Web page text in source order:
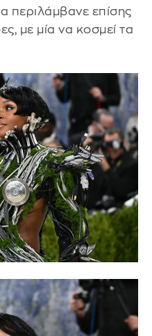
περιλάμβανε επίσης
με μία να κοσμεί τα